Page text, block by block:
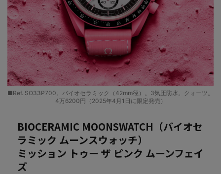
■Ref. SO33P700。バイオセラミック（42mm径）。3気圧防水。クォーツ。
4万6200円（2025年4月1日に限定発売）
BIOCERAMIC MOONSWATCH（バイオセ
ラミック ムーンスウォッチ）
ミッション トゥー ザ ピンク ムーンフェイ
ズ